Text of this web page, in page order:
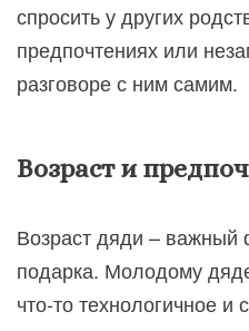
спросить у других
предпочтениях или
разговоре с ним самим.
Возраст и
Возраст дяди – важный
подарка. Молодому
что-то технологичное